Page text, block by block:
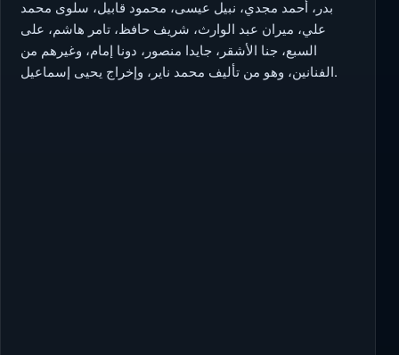
بدر، أحمد مجدي، نبيل عيسى، محمود قابيل، سلوى محمد
علي، ميران عبد الوارث، شريف حافظ، تامر هاشم، على
السبع، جنا الأشقر، جايدا منصور، دونا إمام، وغيرهم من
الفنانين، وهو من تأليف محمد ناير، وإخراج يحيى إسماعيل.